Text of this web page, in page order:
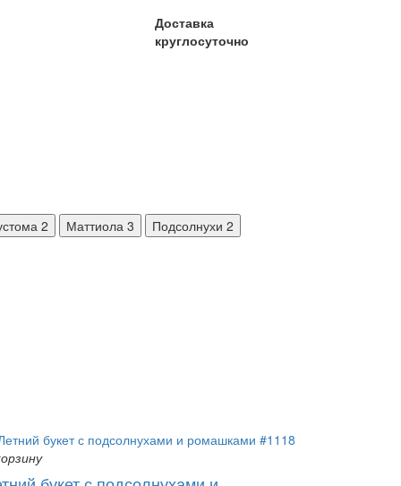
Доставка
круглосуточно
2 Маттиола 3 Подсолнухи 2